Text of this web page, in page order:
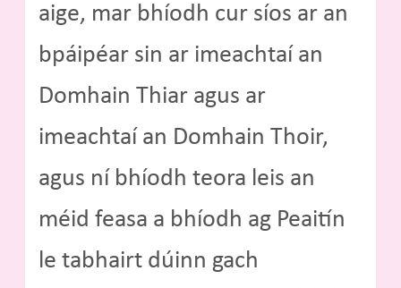
aige, mar bhíodh cur síos ar an
bpáipéar sin ar imeachtaí an
Domhain Thiar agus ar
imeachtaí an Domhain Thoir,
agus ní bhíodh teora leis an
méid feasa a bhíodh ag Peaitín
le tabhairt dúinn gach